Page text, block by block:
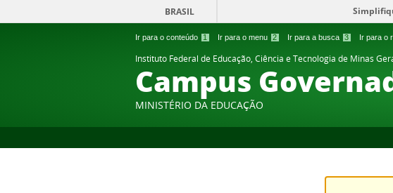
Ir para o conteúdo 1 Ir para o menu 2 Ir para a busca 3 Ir para o
BRASIL
Instituto Federal de Educação, Ciência e Tecnologia de Minas
Campus
MINISTÉRIO DA EDUCAÇÃO